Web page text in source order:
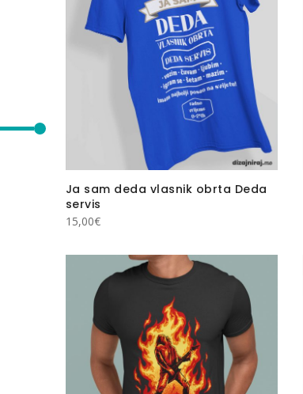
Ja sam deda vlasnik obrta Deda
servis
15,00€